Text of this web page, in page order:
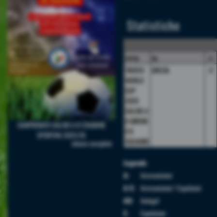
CAMPIONATO CALCIO A 8 STAGIONE
SPORTIVA 2025/26
elenco completo
Statistiche
camp. sq.
TROFEO
WORLD
CUP
2026
CALCIO A
8 GIRONE
D 8
SQUADRE
GRECIA
Legenda
A:
Ammonizioni
A/E:
Ammonizioni / Espulsioni
AU:
Autogol
E:
Espulsione